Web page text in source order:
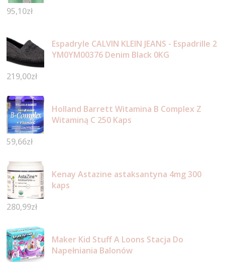
95,10zł
Espadryle CALVIN KLEIN JEANS - Espadrille 2
YM0YM00376 Denim Black 0KG
219,00zł
Holland Barrett Witamina B Complex Z
Witaminą C 250 Kaps
59,66zł
Kenay Astazine astaksantyna 4mg 300
kaps
280,99zł
Maker Kid Stuff A Loons Stacja Do
Napełniania Balonów